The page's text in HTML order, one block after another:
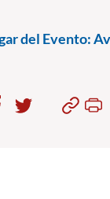
del Evento: